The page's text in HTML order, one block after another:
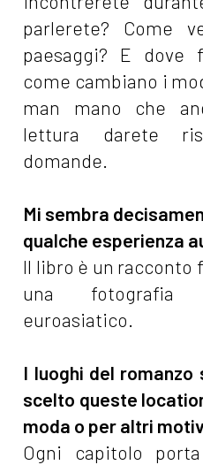
parlerete? Come
paesaggi? E dove
come cambiano i
man mano che
lettura darete
domande.
Mi sembra
qualche esperienza
Il libro è un racconto
una fotografia
euroasiatico.
I luoghi del romanzo
scelto queste
moda o per altri
Ogni capitolo